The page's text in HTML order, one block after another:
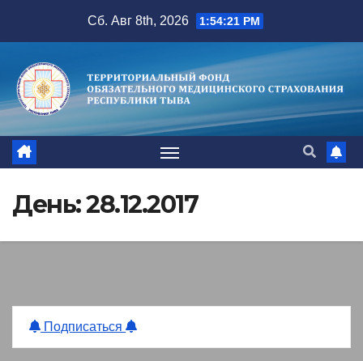
содержимому
Сб. Авг 8th, 2026 1:54:22 PM
День:28.12.2017
Подписаться